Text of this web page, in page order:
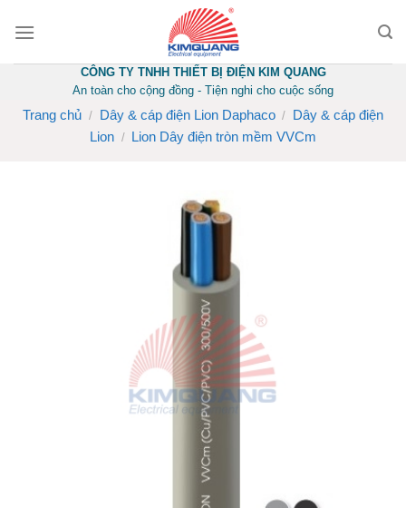
CÔNG TY TNHH THIẾT BỊ ĐIỆN KIM QUANG
An toàn cho cộng đồng - Tiện nghi cho cuộc sống
Trang chủ / Dây & cáp điện Lion Daphaco / Dây & cáp điện
Lion / Lion Dây điện tròn mềm VVCm